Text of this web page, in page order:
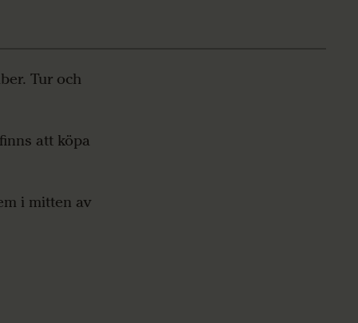
Tur och
att köpa
i mitten av